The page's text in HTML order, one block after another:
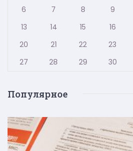
6
7 8 9
13
14 15 16
20
21 22 23
27
28 29 30
Популярное